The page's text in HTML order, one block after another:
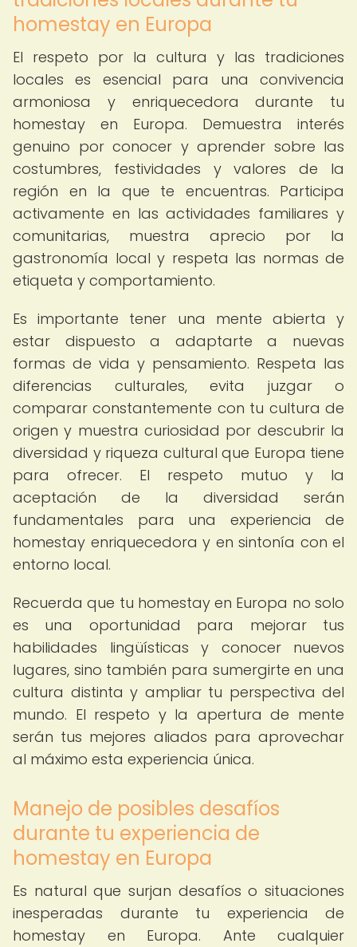
homestay en Europa
El respeto por la cultura y las tradiciones
locales es esencial para una convivencia
armoniosa y enriquecedora durante tu
homestay en Europa. Demuestra interés
genuino por conocer y aprender sobre las
costumbres, festividades y valores de la
región en la que te encuentras. Participa
activamente en las actividades familiares y
comunitarias, muestra aprecio por la
gastronomía local y respeta las normas de
etiqueta y comportamiento.
Es importante tener una mente abierta y
estar dispuesto a adaptarte a nuevas
formas de vida y pensamiento. Respeta las
diferencias culturales, evita juzgar o
comparar constantemente con tu cultura de
origen y muestra curiosidad por descubrir la
diversidad y riqueza cultural que Europa tiene
para ofrecer. El respeto mutuo y la
aceptación de la diversidad serán
fundamentales para una experiencia de
homestay enriquecedora y en sintonía con el
entorno local.
Recuerda que tu homestay en Europa no solo
es una oportunidad para mejorar tus
habilidades lingüísticas y conocer nuevos
lugares, sino también para sumergirte en una
cultura distinta y ampliar tu perspectiva del
mundo. El respeto y la apertura de mente
serán tus mejores aliados para aprovechar
al máximo esta experiencia única.
Manejo de posibles desafíos
durante tu experiencia de
homestay en Europa
Es natural que surjan desafíos o situaciones
inesperadas durante tu experiencia de
homestay en Europa. Ante cualquier